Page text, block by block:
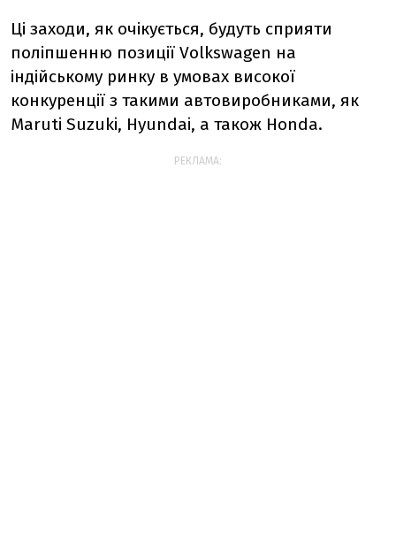
Ці заходи, як очікується, будуть сприяти
поліпшенню позиції Volkswagen на
індійському ринку в умовах високої
конкуренції з такими автовиробниками, як
Maruti Suzuki, Hyundai, а також Honda.
РЕКЛАМА: